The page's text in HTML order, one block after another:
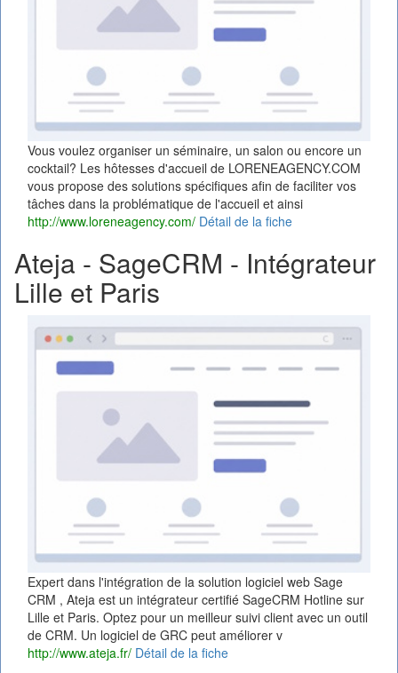
Vous voulez organiser un séminaire, un salon ou encore un
cocktail? Les hôtesses d'accueil de LORENEAGENCY.COM
vous propose des solutions spécifiques afin de faciliter vos
tâches dans la problématique de l'accueil et ainsi
http://www.loreneagency.com/ Détail de la fiche
Ateja - SageCRM - Intégrateur
Lille et Paris
Expert dans l'intégration de la solution logiciel web Sage
CRM , Ateja est un intégrateur certifié SageCRM Hotline sur
Lille et Paris. Optez pour un meilleur suivi client avec un outil
de CRM. Un logiciel de GRC peut améliorer v
http://www.ateja.fr/ Détail de la fiche